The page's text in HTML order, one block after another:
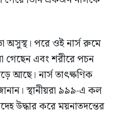
অসুস্থ। পরে ওই নার্স রুমে
গেছেন এবং শরীরে পচন
আছে। নার্স তাৎক্ষণিক
স্থানীয়রা ৯৯৯-এ কল
উদ্ধার করে ময়নাতদন্তের